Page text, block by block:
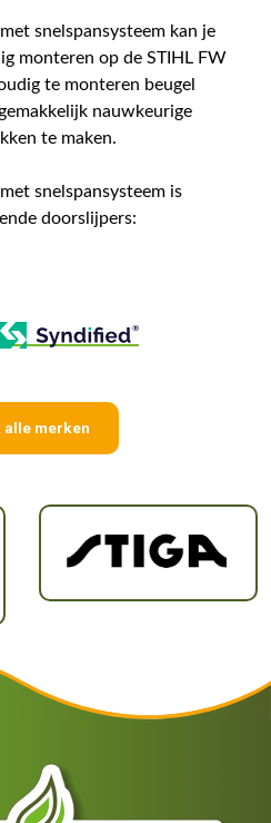
snelspansysteem kan je
monteren op de STIHL FW
te monteren beugel
nauwkeurige
te maken.
snelspansysteem is
doorslijpers:
alle merken